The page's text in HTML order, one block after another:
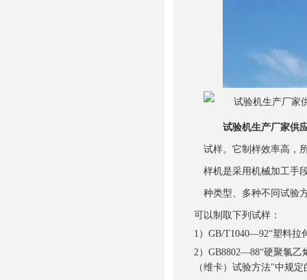
试验机生产厂家供
试样。它制样效率高，
样机是采用机械加工手
种类型、多种不同试验
可以制取下列试样：
1）GB/T1040—92“塑料拉
2）GB8802—88“硬聚氯
（维卡）试验方法"中规